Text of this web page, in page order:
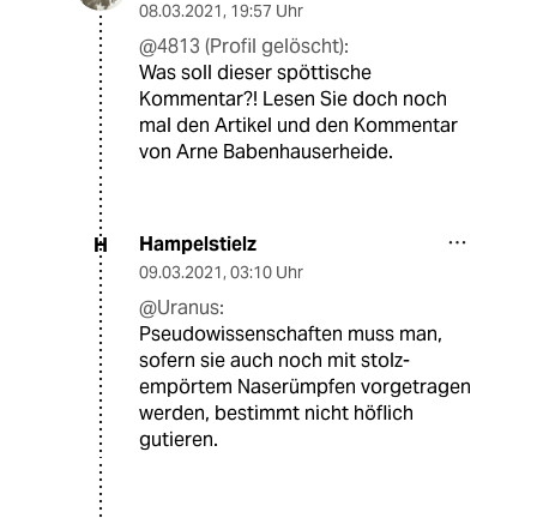
08.03.2021, 19:57 Uhr
@4813 (Profil gelöscht):
Was soll dieser spöttische
Kommentar?! Lesen Sie doch noch
mal den Artikel und den Kommentar
von Arne Babenhauserheide.
H Hampelstielz
09.03.2021, 03:10 Uhr
@Uranus:
Pseudowissenschaften muss man,
sofern sie auch noch mit stolz-
empörtem Naserümpfen vorgetragen
werden, bestimmt nicht höflich
gutieren.